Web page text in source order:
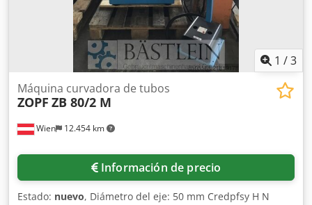
1 /3
Wien 12.454 km
Máquina curvadora de tubos
ZOPF ZB 80/2 M
Información de precio
Estado: nuevo, Diámetro del eje: 50 mm Credpfsy H N